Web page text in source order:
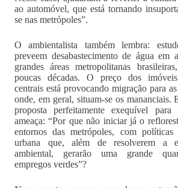
ao automóvel, que está tornando
se nas metrópoles”.
O ambientalista também lembra:
preveem desabastecimento de água em
grandes áreas metropolitanas
poucas décadas. O preço dos
centrais está provocando migração para
onde, em geral, situam-se os mananciais.
proposta perfeitamente exequível para
ameaça: “Por que não iniciar já o
entornos das metrópoles, com políticas
urbana que, além de resolverem a
ambiental, gerarão uma grande
empregos verdes”?